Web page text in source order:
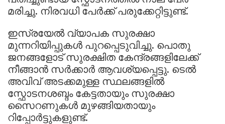
മരിച്ചു. നിരവധി പേർക്ക് പരുക്കേറ്റിട്ടുണ്ട്.
ഇസ്രയേൽ വ്യാപക സുരക്ഷാ
മുന്നറിയിപ്പുകൾ പുറപ്പെടുവിച്ചു. പൊതു
ജനങ്ങളോട് സുരക്ഷിത കേന്ദ്രങ്ങളിലേക്ക്
നീങ്ങാൻ സർക്കാർ ആവശ്യപ്പെട്ടു. ടെൽ
അവിവ് അടക്കമുള്ള സ്ഥലങ്ങളിൽ
സ്ഫോടനശബ്ദം കേട്ടതായും സുരക്ഷാ
സൈറണുകൾ മുഴങ്ങിയതായും
റിപ്പോർട്ടുകളുണ്ട്.